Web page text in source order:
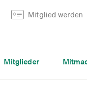
Mitglied werden
Mitglieder